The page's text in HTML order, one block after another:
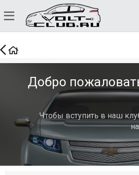
Добро
Чтобы вступить в наш